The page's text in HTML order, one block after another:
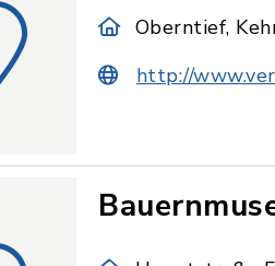
Oberntief,
http://